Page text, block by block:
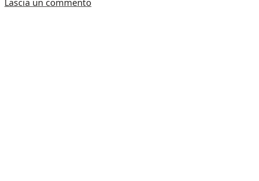
Lascia un commento